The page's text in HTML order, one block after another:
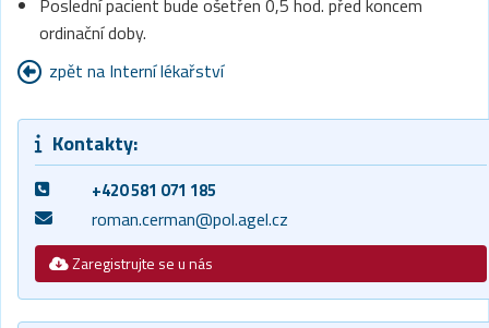
Poslední pacient bude ošetřen 0,5 hod. před koncem
ordinační doby.
zpět na Interní lékařství
Kontakty:
+420 581 071 185
roman.cerman@pol.agel.cz
Zaregistrujte se u nás